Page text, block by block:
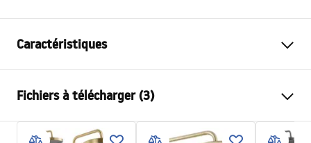
Caractéristiques
Couleur
Type de cabine de douche
d'angle
Fichiers à télécharger (3)